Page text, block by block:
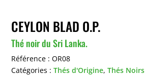
CEYLON BLAD O.P.
Thé noir du Sri Lanka.
Référence :OR08
Catégories :Thés d'Origine,Thés Noirs